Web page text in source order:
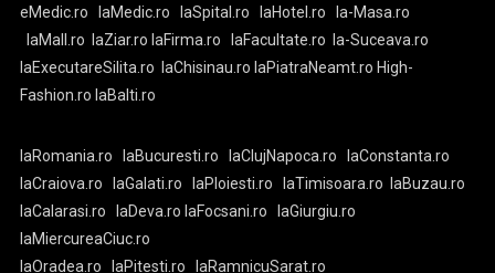
eMedic.ro laMedic.ro laSpital.ro laHotel.ro
la-Masa.ro
laMall.ro
laZiar.ro laFirma.ro laFacultate.ro
la-Suceava.ro
laExecutareSilita.ro
laChisinau.ro laPiatraNeamt.ro High-
Fashion.ro laBalti.ro
laRomania.ro laBucuresti.ro laClujNapoca.ro
laConstanta.ro
laCraiova.ro
laGalati.ro laPloiesti.ro laTimisoara.ro
laBuzau.ro
laCalarasi.ro
laDeva.ro laFocsani.ro
laGiurgiu.ro
laMiercureaCiuc.ro
laOradea.ro
laPitesti.ro
laRamnicuSarat.ro